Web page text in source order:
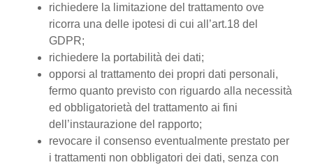
richiedere la limitazione del trattamento ove
ricorra una delle ipotesi di cui all’art.18 del
GDPR;
richiedere la portabilità dei dati;
opporsi al trattamento dei propri dati personali,
fermo quanto previsto con riguardo alla necessità
ed obbligatorietà del trattamento ai fini
dell’instaurazione del rapporto;
revocare il consenso eventualmente prestato per
i trattamenti non obbligatori dei dati, senza con